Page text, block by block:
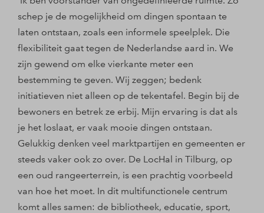
schep je de mogelijkheid om dingen spontaan te
laten ontstaan, zoals een informele speelplek. Die
flexibiliteit gaat tegen de Nederlandse aard in. We
zijn gewend om elke vierkante meter een
bestemming te geven. Wij zeggen; bedenk
initiatieven niet alleen op de tekentafel. Begin bij de
bewoners en betrek ze erbij. Mijn ervaring is dat als
je het loslaat, er vaak mooie dingen ontstaan.
Gelukkig denken veel marktpartijen en gemeenten er
steeds vaker ook zo over. De LocHal in Tilburg, op
een oud rangeerterrein, is een prachtig voorbeeld
van hoe het moet. In dit multifunctionele centrum
komt alles samen: de bibliotheek, educatie, sport,